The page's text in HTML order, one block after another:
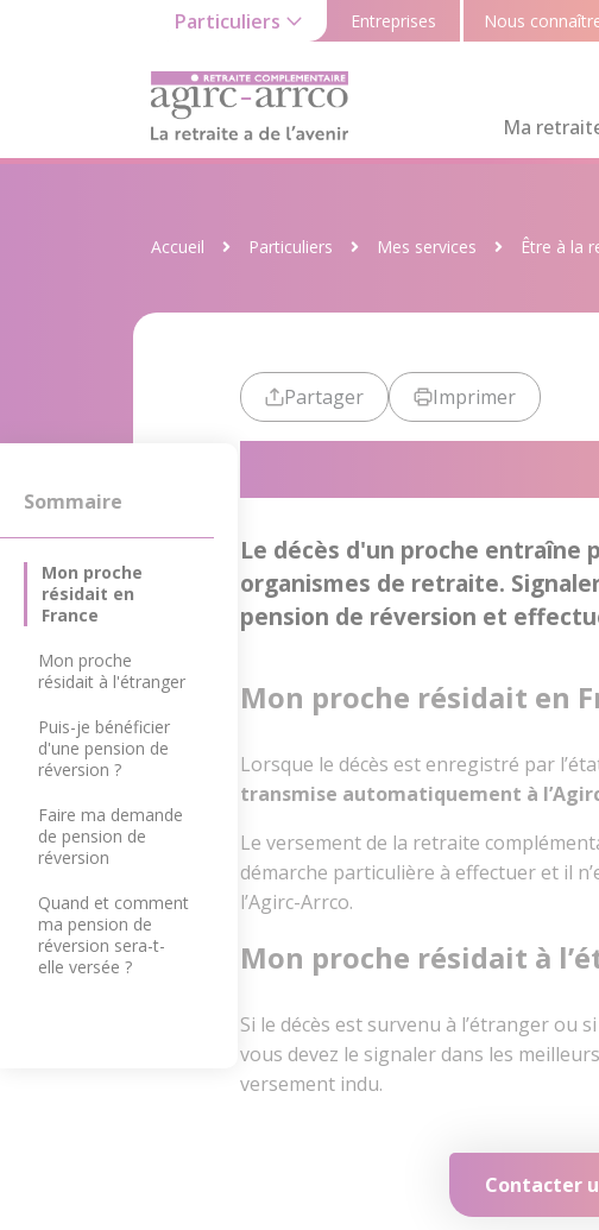
Particuliers Entreprises Nous
Ma
Accueil Particuliers Mes services Être à la
Sommaire
Mon proche
résidait en
France
Mon proche
résidait à l'étranger
Puis-je bénéficier
d'une pension de
réversion ?
Faire ma demande
de pension de
réversion
Quand et comment
ma pension de
réversion sera-t-
elle versée ?
Partager Imprimer
Le décès d'un proche entraîne
organismes de retraite.
pension de réversion et
Mon proche résidait en
Lorsque le décès est enregistré par
transmise automatiquement à
Le versement de la retraite
démarche particulière à effectuer et il
l’Agirc-Arrco.
Mon proche résidait à
Si le décès est survenu à l’étranger ou
vous devez le signaler dans les
versement indu.
Contacter